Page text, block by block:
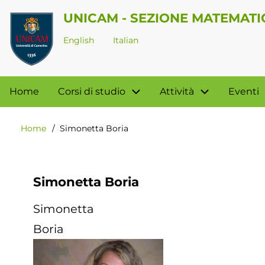
Salta
contenuto
principale
UNICAM - SEZIONE
English Italian
Navigazione
Home Corsi di studio Attività Eventi
Briciole
Home Simonetta Boria
Simonetta Boria
Simonetta
Boria